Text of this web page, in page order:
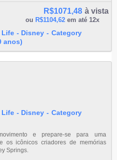
R$1071,48 à vista
ou R$1104,62 em até 12x
- Disney - Category
anos)
- Disney - Category
e prepare-se para uma
os icônicos criadores de memórias
Springs.